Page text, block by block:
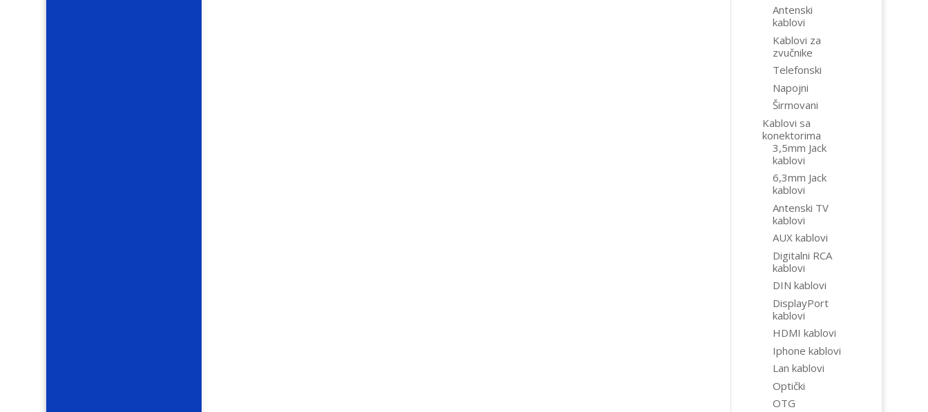
Antenski
kablovi
Kablovi za
zvučnike
Telefonski
Napojni
Širmovani
Kablovi sa
konektorima
3,5mm Jack
kablovi
6,3mm Jack
kablovi
Antenski TV
kablovi
AUX kablovi
Digitalni RCA
kablovi
DIN kablovi
DisplayPort
kablovi
HDMI kablovi
Iphone kablovi
Lan kablovi
Optički
OTG